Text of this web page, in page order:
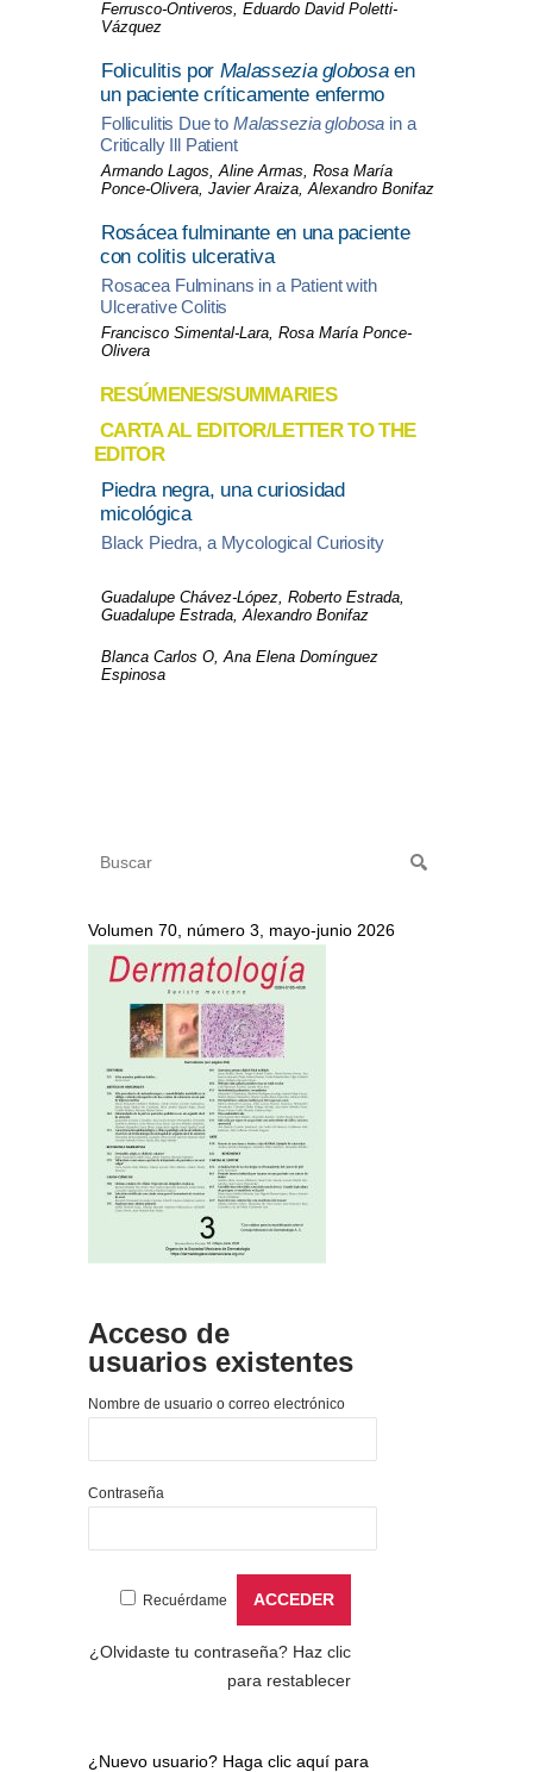
Ferrusco-Ontiveros, Eduardo David Poletti-
Vázquez
Foliculitis por Malassezia globosaen
un paciente críticamente enfermo
Folliculitis Due to Malassezia globosa in a
Critically Ill Patient
Armando Lagos, Aline Armas, Rosa María
Ponce-Olivera, Javier Araiza, Alexandro Bonifaz
Rosácea fulminante en una paciente
con colitis ulcerativa
Rosacea Fulminans in a Patient with
Ulcerative Colitis
Francisco Simental-Lara, Rosa María Ponce-
Olivera
RESÚMENES/SUMMARIES
CARTA AL EDITOR/LETTER TO THE
EDITOR
Piedra negra, una curiosidad
micológica
Black Piedra, a Mycological Curiosity
Guadalupe Chávez-López, Roberto Estrada,
Guadalupe Estrada, Alexandro Bonifaz
Blanca Carlos O, Ana Elena Domínguez
Espinosa
Volumen 70, número 3, mayo-junio 2026
Acceso de
usuarios existentes
Nombre de usuario o correo electrónico
Contraseña
Recuérdame
¿Olvidaste tu contraseña? Haz clic
para restablecer
¿Nuevo usuario? Haga clic aquí para